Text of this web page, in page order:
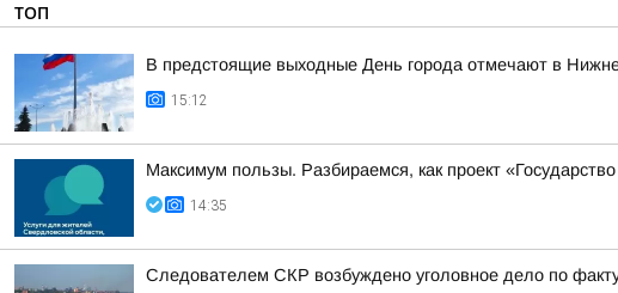
ТОП
В предстоящие выходные День города отмечают в
15:12
Максимум пользы. Разбираемся, как проект
14:35
Следователем СКР возбуждено уголовное дело по